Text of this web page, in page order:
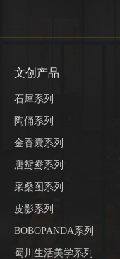
文创产品
石犀系列
陶俑系列
金香囊系列
唐鸳鸯系列
采桑图系列
皮影系列
BOBOPANDA系列
蜀川生活美学系列